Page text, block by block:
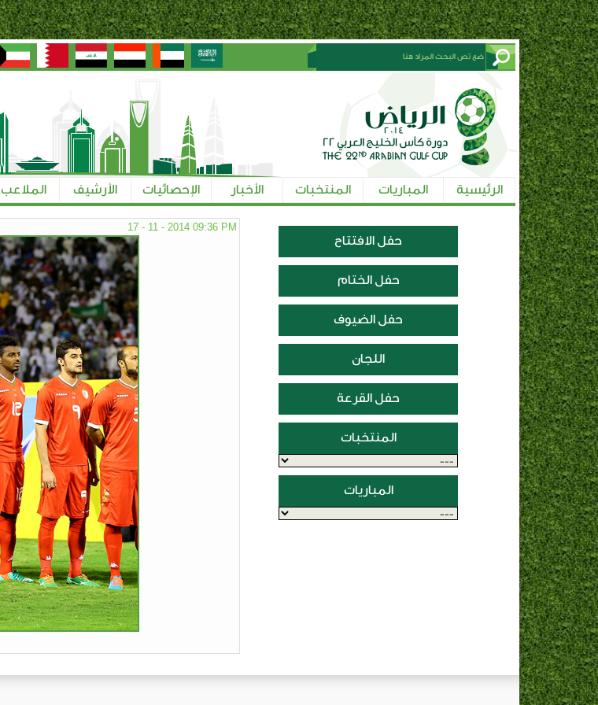
الرئيسية المباريات المنتخبات الأخبار الإحصائيات الأرشيف الملاعب
حفل الافتتاح
حفل الختام
حفل الضيوف
اللجان
حفل القرعة
المنتخبات
المباريات
17 - 11 - 2014 09:36 PM